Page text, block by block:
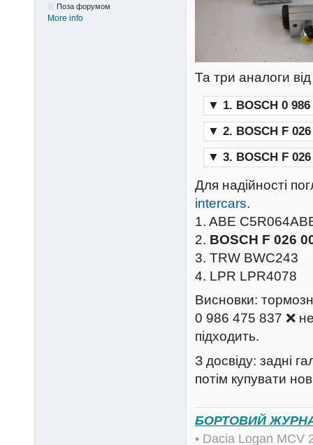
Поза форумом
More info
Та три аналоги
▼ 1. BOSCH 0
▼ 2. BOSCH F
▼ 3. BOSCH F
Для надійності
intercars.
1. ABE
2. BOSCH F 026
3. TRW BWC243
4. LPR LPR4078
Висновки:
0 986 475 837 ❌
підходить.
З досвіду: задні
потім купувати
БОРТОВИЙ
• Dacia Logan